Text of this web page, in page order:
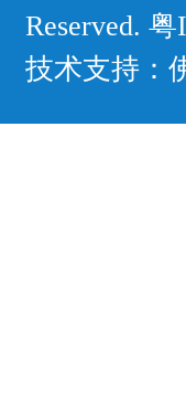
Reserved. 粤
技术支持：